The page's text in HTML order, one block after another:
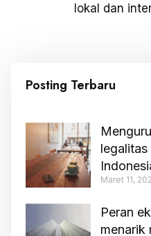
lokal dan
Posting Terbaru
legalitas
Maret 11,
Peran
menarik